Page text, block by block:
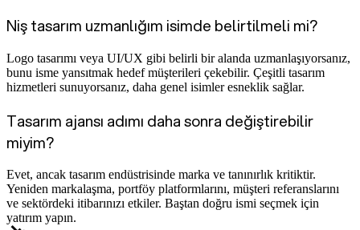
Niş tasarım uzmanlığım isimde belirtilmeli mi?
Logo tasarımı veya UI/UX gibi belirli bir alanda uzmanlaşıyorsanız,
bunu isme yansıtmak hedef müşterileri çekebilir. Çeşitli tasarım
hizmetleri sunuyorsanız, daha genel isimler esneklik sağlar.
Tasarım ajansı adımı daha sonra değiştirebilir
miyim?
Evet, ancak tasarım endüstrisinde marka ve tanınırlık kritiktir.
Yeniden markalaşma, portföy platformlarını, müşteri referanslarını
ve sektördeki itibarınızı etkiler. Baştan doğru ismi seçmek için
yatırım yapın.